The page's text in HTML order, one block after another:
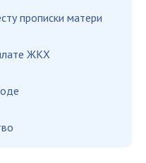
прописки матери
ЖКХ